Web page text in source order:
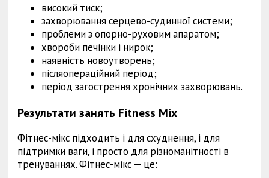
високий тиск;
захворювання серцево-судинної системи;
проблеми з опорно-руховим апаратом;
хвороби печінки і нирок;
наявність новоутворень;
післяопераційний період;
період загострення хронічних захворювань.
Результати занять Fitness Mix
Фітнес-мікс підходить і для схуднення, і для
підтримки ваги, і просто для різноманітності в
тренуваннях. Фітнес-мікс — це: